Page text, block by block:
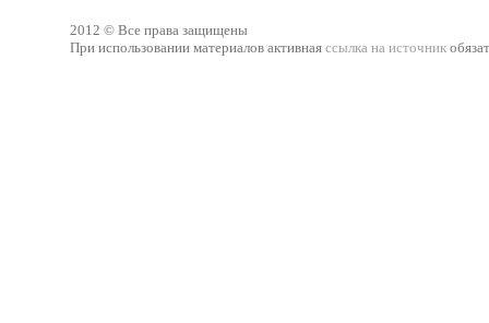
2012 © Все права защищены
При использовании материалов активная ссылка на источник